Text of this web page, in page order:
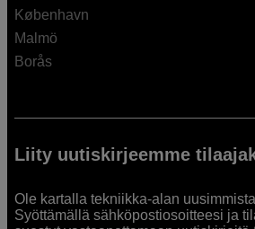
København
Malmö
Borås
Liity uutiskirjeemme
Ole kartalla tekniikka-alan
Syöttämällä sähköpostiosoitteesi ja